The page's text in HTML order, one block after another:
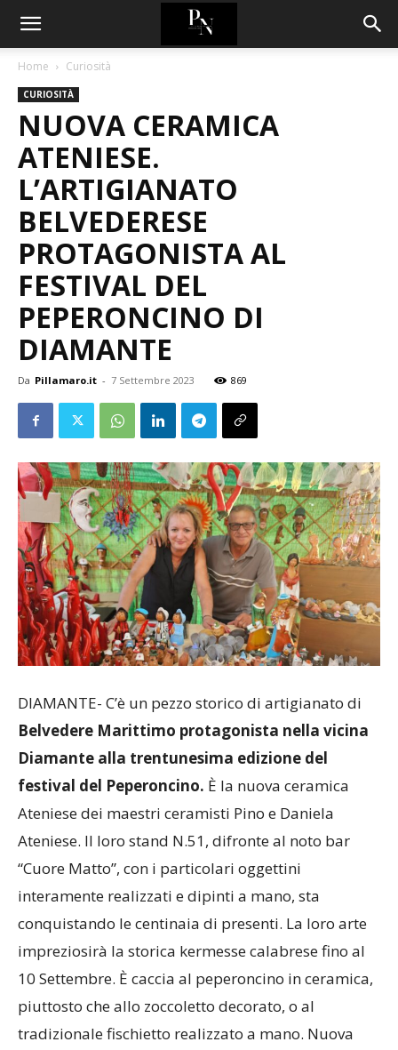
Home Curiosità
CURIOSITÀ
NUOVA CERAMICA
ATENIESE.
L’ARTIGIANATO
BELVEDERESE
PROTAGONISTA AL
FESTIVAL DEL
PEPERONCINO DI
DIAMANTE
Da Pillamaro.it - 7 Settembre 2023 869
DIAMANTE- C’è un pezzo storico di artigianato di
Belvedere Marittimo protagonista nella vicina
Diamante alla trentunesima edizione del
festival del Peperoncino. È la nuova ceramica
Ateniese dei maestri ceramisti Pino e Daniela
Ateniese. Il loro stand N.51, difronte al noto bar
“Cuore Matto”, con i particolari oggettini
interamente realizzati e dipinti a mano, sta
conquistando le centinaia di presenti. La loro arte
impreziosirà la storica kermesse calabrese fino al
10 Settembre. È caccia al peperoncino in ceramica,
piuttosto che allo zoccoletto decorato, o al
tradizionale fischietto realizzato a mano. Nuova